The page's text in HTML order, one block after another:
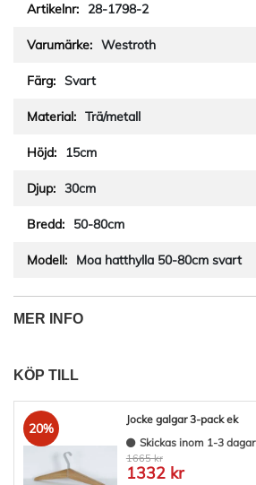
28-1798-2
Westroth
Svart
Trä/metall
15cm
30cm
50-80cm
Moa hatthylla 50-80cm svart
MER INFO
KÖP TILL
20%
Jocke galgar 3-pack ek
Skickas inom 1-3 dagar
1665 kr
1332 kr